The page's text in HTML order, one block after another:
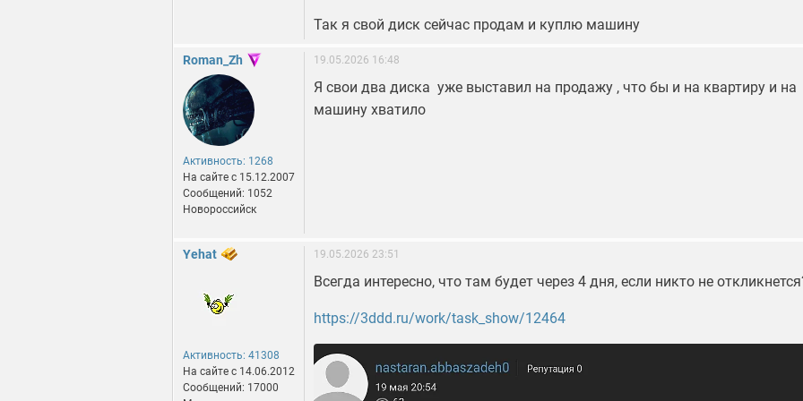
Так я свой диск сейчас продам и куплю машину
Roman_Zh
Активность: 1268
На сайте c 15.12.2007
Сообщений: 1052
Новороссийск
19.05.2026 16:48
Я свои два диска уже выставил на продажу , что бы и на квартиру и на
машину хватило
Yehat
Активность: 41308
На сайте c 14.06.2012
Сообщений: 17000
19.05.2026 23:51
Всегда интересно, что там будет через 4 дня, если никто не
https://3ddd.ru/work/task_show/12464